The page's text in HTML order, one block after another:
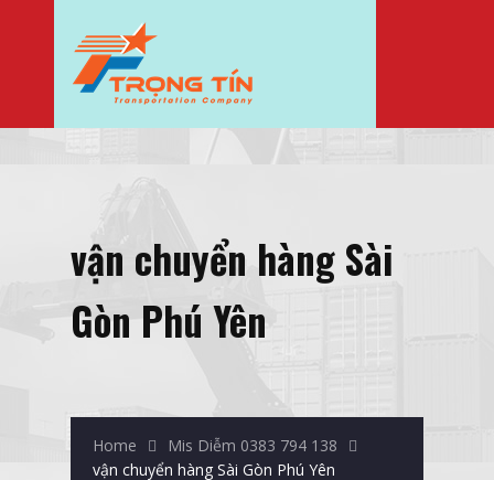
vận chuyển hàng Sài
Gòn Phú Yên
Home
Mis Diễm 0383 794 138
vận chuyển hàng Sài Gòn Phú Yên